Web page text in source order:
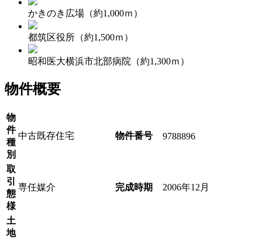
かきのき広場（約1,000ｍ）
都筑区役所（約1,500ｍ）
昭和医大横浜市北部病院（約1,300ｍ）
物件概要
物
件
種
別
中古既存住宅 物件番号 9788896
取
引
態
様
専任媒介 完成時期 2006年12月
土
地